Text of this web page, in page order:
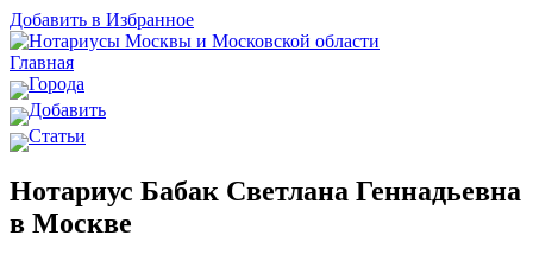
Добавить в Избранное
Главная
Города
Добавить
Статьи
Нотариус Бабак Светлана Геннадьевна
в Москве